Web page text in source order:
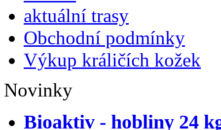
aktuální trasy
Obchodní podmínky
Výkup králičích kožek
Novinky
Bioaktiv - hobliny 24